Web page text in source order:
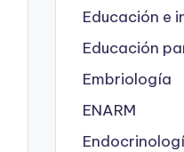
Educación e
Educación
Embriología
ENARM